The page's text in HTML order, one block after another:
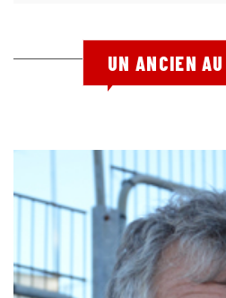
UN ANCIEN